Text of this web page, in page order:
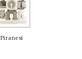
Piranesi